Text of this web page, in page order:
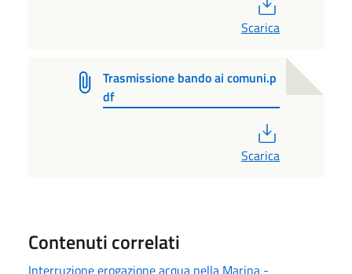
Scarica
Trasmissione bando ai comuni.p
df
Scarica
Contenuti correlati